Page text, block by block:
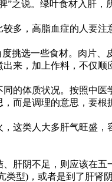
之说。绿叶食材入肝，
多，高脂血症的人要注
挑选一些食材。肉片、
来，加上作料，不仅顺
的体质状况。按照中
而是调理的意思，要根
这类人大多肝气旺盛，
肝阴不足，则应该在五
型)，或者是到了肝肾